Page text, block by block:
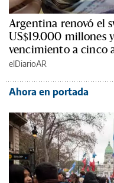
Argentina renovó el
US$19.000 millones
vencimiento a cinco
elDiarioAR
Ahora en portada